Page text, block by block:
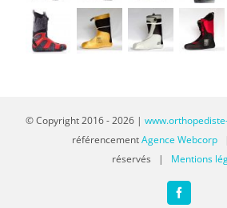
© Copyright 2016 -2026 |
référencementAgence Webcorp|
réservés |
Mentions
Facebook